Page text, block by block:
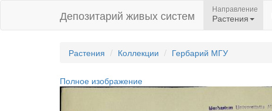
Депозитарий живых систем Направление
Растения
Растения Коллекции Гербарий МГУ
Полное изображение